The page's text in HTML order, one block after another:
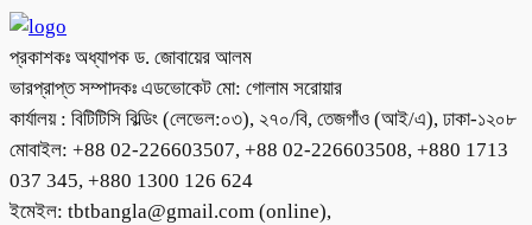
প্রকাশকঃ অধ্যাপক ড. জোবায়ের আলম
ভারপ্রাপ্ত সম্পাদকঃ এডভোকেট মো: গোলাম সরোয়ার
কার্যালয় : বিটিটিসি বিল্ডিং (লেভেল:০৩), ২৭০/বি, তেজগাঁও (আই/এ), ঢাকা-১২০৮
মোবাইল: +88 02-226603507, +88 02-226603508, +880 1713
037 345, +880 1300 126 624
ইমেইল: tbtbangla@gmail.com (online),